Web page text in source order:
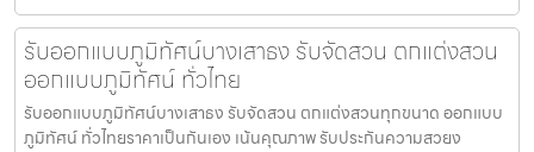
รับออกแบบภูมิทัศน์บางเสาธง รับจัดสวน ตกแต่งสวน
ออกแบบภูมิทัศน์ ทั่วไทย
รับออกแบบภูมิทัศน์บางเสาธง รับจัดสวน ตกแต่งสวนทุกขนาด ออกแบบ
ภูมิทัศน์ ทั่วไทยราคาเป็นกันเอง เน้นคุณภาพ รับประกันความสวยง